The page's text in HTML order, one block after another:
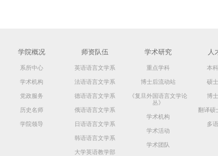
学院概况
系所中心
学术机构
党政服务
历史名师
学院领导
师资队伍
英语语言文学系
法语语言文学系
德语语言文学系
俄语语言文学系
日语语言文学系
韩语语言文学系
大学英语教学部
学术研究
重点学科
博士后流动站
《复旦外国语言文学论
丛》
学术机构
学术活动
学术团队
人
本
硕
博
翻译硕
多